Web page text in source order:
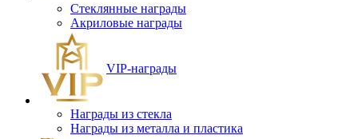
Стеклянные награды
Акриловые награды
VIP‑награды
Награды из стекла
Награды из металла и пластика